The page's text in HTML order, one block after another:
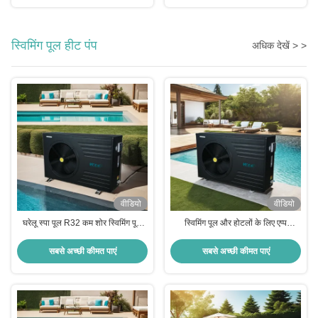
स्विमिंग पूल हीट पंप अधिक देखें > >
वीडियो
घरेलू स्पा पूल R32 कम शोर स्विमिंग पूल
सबसे अच्छी कीमत पाएं
वीडियो
स्विमिंग पूल और होटलों के लिए एप्प
इलेक्ट्रिक पूल वॉटर हीटर
सबसे अच्छी कीमत पाएं